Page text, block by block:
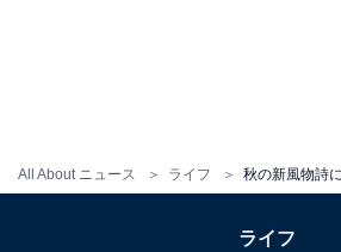
All About ニュース ライフ
ライフ